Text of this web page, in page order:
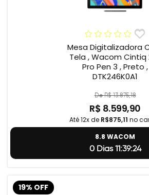
Mesa Digitalizadora
Tela , Wacom Cintiq
Pro Pen 3 , Preto ,
DTK246K0A1
De R$ 13.875,18
R$ 8.599,90
Até 12x de R$875,11 no
8.8 WACOM
0 Dias 11:39:23
19% OFF